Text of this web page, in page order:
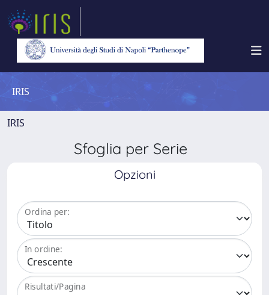
IRIS
IRIS
Sfoglia per Serie
Opzioni
Ordina per:
In ordine:
Risultati/Pagina